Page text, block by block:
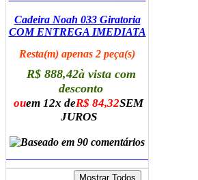
Cadeira Noah 033 Giratoria
COM ENTREGA IMEDIATA
Resta(m) apenas 2 peça(s)
R$ 888,42à vista com
desconto
ouem 12x deR$ 84,32SEM
JUROS